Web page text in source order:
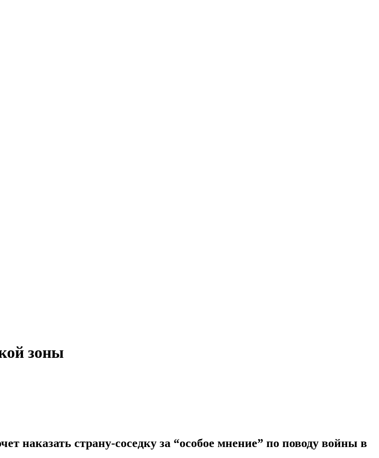
зоны
наказать страну-соседку за “особое мнение” по поводу войны в